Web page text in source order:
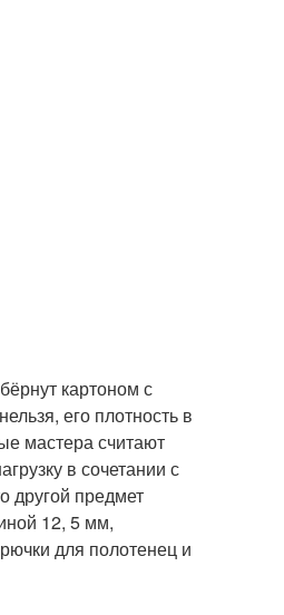
картоном с
его плотность в
мастера считают
в сочетании с
другой предмет
12, 5 мм,
для полотенец и